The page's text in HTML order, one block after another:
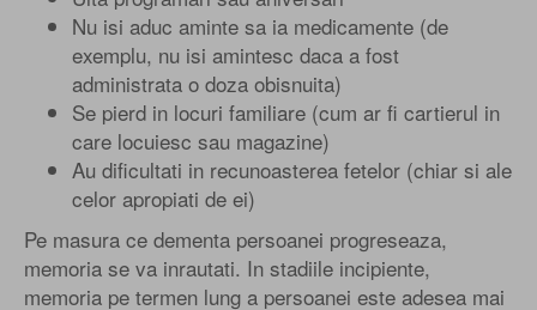
Nu isi aduc aminte sa ia medicamente (de
exemplu, nu isi amintesc daca a fost
administrata o doza obisnuita)
Se pierd in locuri familiare (cum ar fi cartierul in
care locuiesc sau magazine)
Au dificultati in recunoasterea fetelor (chiar si ale
celor apropiati de ei)
Pe masura ce dementa persoanei progreseaza,
memoria se va inrautati. In stadiile incipiente,
memoria pe termen lung a persoanei este adesea mai